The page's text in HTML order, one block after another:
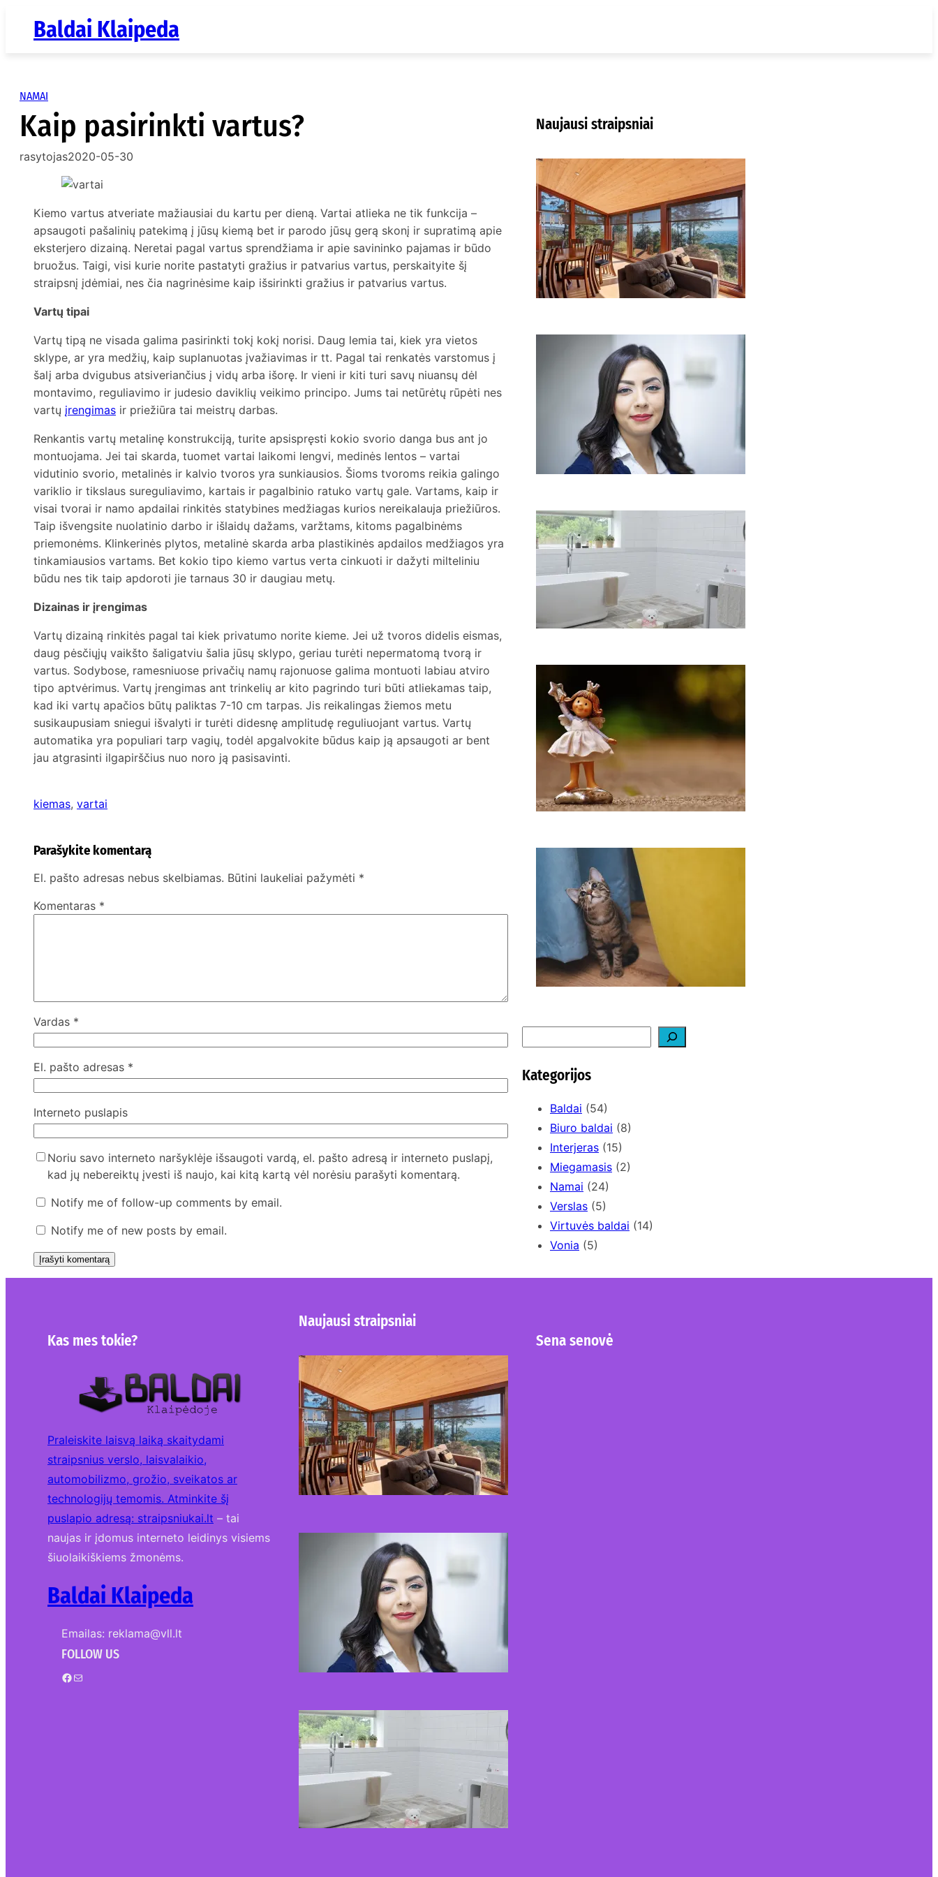
Baldai Klaipeda
NAMAI
Kaip pasirinkti vartus?
rasytojas2020-05-30
Kiemo vartus atveriate mažiausiai du kartu per dieną. Vartai atlieka ne tik funkcija –
apsaugoti pašalinių patekimą į jūsų kiemą bet ir parodo jūsų gerą skonį ir supratimą apie
eksterjero dizainą. Neretai pagal vartus sprendžiama ir apie savininko pajamas ir būdo
bruožus. Taigi, visi kurie norite pastatyti gražius ir patvarius vartus, perskaityite šį
straipsnį įdėmiai, nes čia nagrinėsime kaip išsirinkti gražius ir patvarius vartus.
Vartų tipai
Vartų tipą ne visada galima pasirinkti tokį kokį norisi. Daug lemia tai, kiek yra vietos
sklype, ar yra medžių, kaip suplanuotas įvažiavimas ir tt. Pagal tai renkatės varstomus į
šalį arba dvigubus atsiveriančius į vidų arba išorę. Ir vieni ir kiti turi savų niuansų dėl
montavimo, reguliavimo ir judesio daviklių veikimo principo. Jums tai netūrėtų rūpėti nes
vartų įrengimas ir priežiūra tai meistrų darbas.
Renkantis vartų metalinę konstrukciją, turite apsispręsti kokio svorio danga bus ant jo
montuojama. Jei tai skarda, tuomet vartai laikomi lengvi, medinės lentos – vartai
vidutinio svorio, metalinės ir kalvio tvoros yra sunkiausios. Šioms tvoroms reikia galingo
variklio ir tikslaus sureguliavimo, kartais ir pagalbinio ratuko vartų gale. Vartams, kaip ir
visai tvorai ir namo apdailai rinkitės statybines medžiagas kurios nereikalauja priežiūros.
Taip išvengsite nuolatinio darbo ir išlaidų dažams, varžtams, kitoms pagalbinėms
priemonėms. Klinkerinės plytos, metalinė skarda arba plastikinės apdailos medžiagos yra
tinkamiausios vartams. Bet kokio tipo kiemo vartus verta cinkuoti ir dažyti milteliniu
būdu nes tik taip apdoroti jie tarnaus 30 ir daugiau metų.
Dizainas ir įrengimas
Vartų dizainą rinkitės pagal tai kiek privatumo norite kieme. Jei už tvoros didelis eismas,
daug pėsčiųjų vaikšto šaligatviu šalia jūsų sklypo, geriau turėti nepermatomą tvorą ir
vartus. Sodybose, ramesniuose privačių namų rajonuose galima montuoti labiau atviro
tipo aptvėrimus. Vartų įrengimas ant trinkelių ar kito pagrindo turi būti atliekamas taip,
kad iki vartų apačios būtų paliktas 7-10 cm tarpas. Jis reikalingas žiemos metu
susikaupusiam sniegui išvalyti ir turėti didesnę amplitudę reguliuojant vartus. Vartų
automatika yra populiari tarp vagių, todėl apgalvokite būdus kaip ją apsaugoti ar bent
jau atgrasinti ilgapirščius nuo noro ją pasisavinti.
kiemas, vartai
Parašykite komentarą
El. pašto adresas nebus skelbiamas. Būtini laukeliai pažymėti *
Komentaras *
Vardas *
El. pašto adresas *
Interneto puslapis
Noriu savo interneto naršyklėje išsaugoti vardą, el. pašto adresą ir interneto puslapį,
kad jų nebereiktų įvesti iš naujo, kai kitą kartą vėl norėsiu parašyti komentarą.
Notify me of follow-up comments by email.
Notify me of new posts by email.
Naujausi straipsniai
Kur nusipirkti
medines žaliuzes
Klaipėdoje?
2026-08-01
Kaip miegamojo
atmosfera veikia odos
senėjimą?
2026-06-01
vežimėliui vonią?
2026-05-12
kasdienybėje: kaip
rankų darbo indai
keičia požiūrį į namų
estetiką
Ką daryti, kad katė
nedraskytų tapetų?
2026-02-07
e
a
r
Kategorijos
Baldai (54)
Biuro baldai (8)
Interjeras (15)
Miegamasis (2)
Namai (24)
Verslas (5)
Virtuvės baldai (14)
Vonia (5)
Kas mes tokie?
Praleiskite laisvą laiką skaitydami
straipsnius verslo, laisvalaikio,
automobilizmo, grožio, sveikatos ar
technologijų temomis. Atminkite šį
puslapio adresą: straipsniukai.lt – tai
naujas ir įdomus interneto leidinys visiems
šiuolaikiškiems žmonėms.
Baldai Klaipeda
Emailas: reklama@vll.lt
FOLLOW US
Facebook Mail
Naujausi straipsniai
Kur nusipirkti medines
žaliuzes Klaipėdoje?
2026-08-01
Kaip miegamojo
atmosfera veikia odos
senėjimą?
2026-06-01
vežimėliui vonią?
Sena senovė